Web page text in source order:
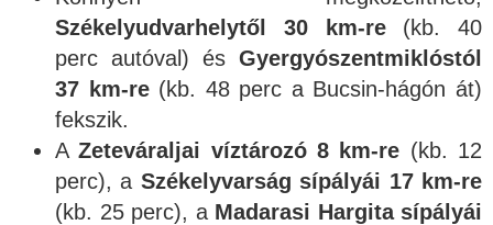
Székelyudvarhelytől
30 km-re(kb. 40
perc autóval) és Gyergyószentmiklóstól
37 km-re(kb. 48 perc a Bucsin-hágón át)
fekszik.
AZeteváraljai víztározó 8 km-re (kb. 12
perc), a Székelyvarság sípályái 17 km-re
(kb. 25 perc), a Madarasi Hargita sípályái